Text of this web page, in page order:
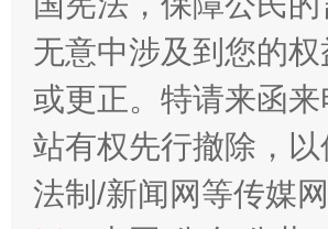
揭开“小金库”的免责幌子
无意中涉及到您的
或更正。特请来函
站有权先行撤除，
法制/新闻网等传媒